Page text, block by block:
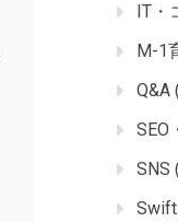
IT・
M-1
Q&A
SEO
SNS